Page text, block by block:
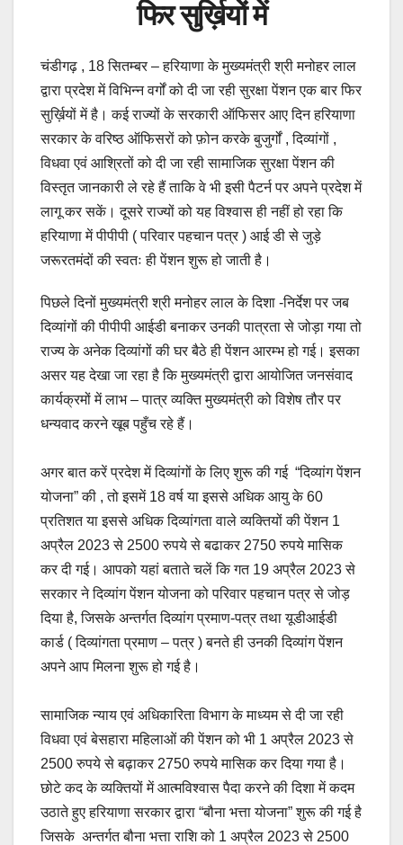
फिर सुर्ख़ियों में
चंडीगढ़ , 18 सितम्बर – हरियाणा के मुख्यमंत्री श्री मनोहर लाल
द्वारा प्रदेश में विभिन्न वर्गों को दी जा रही सुरक्षा पेंशन एक बार फिर
सुर्ख़ियों में है। कई राज्यों के सरकारी ऑफिसर आए दिन हरियाणा
सरकार के वरिष्ठ ऑफिसरों को फ़ोन करके बुजुर्गों , दिव्यांगों ,
विधवा एवं आश्रितों को दी जा रही सामाजिक सुरक्षा पेंशन की
विस्तृत जानकारी ले रहे हैं ताकि वे भी इसी पैटर्न पर अपने प्रदेश में
लागू कर सकें। दूसरे राज्यों को यह विश्वास ही नहीं हो रहा कि
हरियाणा में पीपीपी ( परिवार पहचान पत्र ) आई डी से जुड़े
जरूरतमंदों की स्वतः ही पेंशन शुरू हो जाती है।
पिछले दिनों मुख्यमंत्री श्री मनोहर लाल के दिशा -निर्देश पर जब
दिव्यांगों की पीपीपी आईडी बनाकर उनकी पात्रता से जोड़ा गया तो
राज्य के अनेक दिव्यांगों की घर बैठे ही पेंशन आरम्भ हो गई। इसका
असर यह देखा जा रहा है कि मुख्यमंत्री द्वारा आयोजित जनसंवाद
कार्यक्रमों में लाभ – पात्र व्यक्ति मुख्यमंत्री को विशेष तौर पर
धन्यवाद करने खूब पहुँच रहे हैं।
अगर बात करें प्रदेश में दिव्यांगों के लिए शुरू की गई “दिव्यांग पेंशन
योजना” की , तो इसमें 18 वर्ष या इससे अधिक आयु के 60
प्रतिशत या इससे अधिक दिव्यांगता वाले व्यक्तियों की पेंशन 1
अप्रैल 2023 से 2500 रुपये से बढाकर 2750 रुपये मासिक
कर दी गई। आपको यहां बताते चलें कि गत 19 अप्रैल 2023 से
सरकार ने दिव्यांग पेंशन योजना को परिवार पहचान पत्र से जोड़
दिया है, जिसके अन्तर्गत दिव्यांग प्रमाण-पत्र तथा यूडीआईडी
कार्ड ( दिव्यांगता प्रमाण – पत्र ) बनते ही उनकी दिव्यांग पेंशन
अपने आप मिलना शुरू हो गई है।
सामाजिक न्याय एवं अधिकारिता विभाग के माध्यम से दी जा रही
विधवा एवं बेसहारा महिलाओं की पेंशन को भी 1 अप्रैल 2023 से
2500 रुपये से बढ़ाकर 2750 रुपये मासिक कर दिया गया है।
छोटे कद के व्यक्तियों में आत्मविश्वास पैदा करने की दिशा में कदम
उठाते हुए हरियाणा सरकार द्वारा “बौना भत्ता योजना” शुरू की गई है
जिसके अन्तर्गत बौना भत्ता राशि को 1 अप्रैल 2023 से 2500